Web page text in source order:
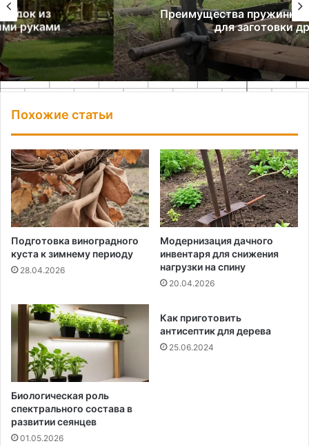
Преимущества пружинного механизма
для заготовки дров
Похожие статьи
Подготовка виноградного
куста к зимнему периоду
28.04.2026
Модернизация дачного
инвентаря для снижения
нагрузки на спину
20.04.2026
Биологическая роль
спектрального состава в
развитии сеянцев
01.05.2026
Как приготовить
антисептик для дерева
25.06.2024